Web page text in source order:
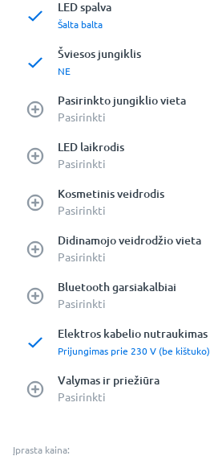
LED spalva
Šalta balta
Šviesos jungiklis
NE
Pasirinkto jungiklio vieta
Pasirinkti
LED laikrodis
Pasirinkti
Kosmetinis veidrodis
Pasirinkti
Didinamojo veidrodžio vieta
Pasirinkti
Bluetooth garsiakalbiai
Pasirinkti
Elektros kabelio nutraukimas
Prijungimas prie 230 V (be kištuko)
Valymas ir priežiūra
Pasirinkti
Įprasta kaina: